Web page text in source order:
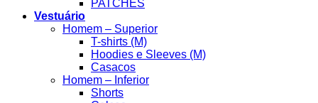
PATCHES
Vestuário
Homem – Superior
T-shirts (M)
Hoodies e Sleeves (M)
Casacos
Homem – Inferior
Shorts